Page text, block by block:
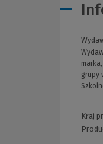
grupy
Kraj